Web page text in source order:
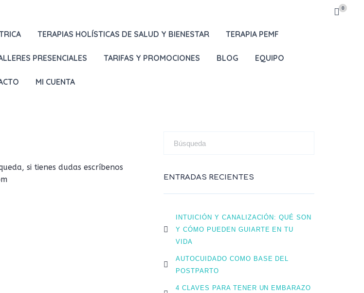
0
TERAPIAS HOLÍSTICAS DE SALUD Y BIENESTAR TERAPIA PEMF
PRESENCIALES TARIFAS Y PROMOCIONES BLOG EQUIPO
MI CUENTA
si tienes dudas escríbenos
ENTRADAS RECIENTES
INTUICIÓN Y CANALIZACIÓN: QUÉ SON
Y CÓMO PUEDEN GUIARTE EN TU
VIDA
AUTOCUIDADO COMO BASE DEL
POSTPARTO
4 CLAVES PARA TENER UN EMBARAZO